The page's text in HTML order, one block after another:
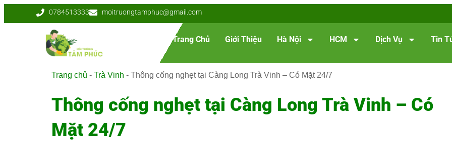
0784513333 moitruongtamphuc@gmail.com
Trang Chủ Giới Thiệu Hà Nội HCM Dịch Vụ Tin
Trang chủ - Trà Vinh - Thông cống nghẹt tại Càng Long Trà Vinh – Có Mặt 24/7
Thông cống nghẹt tại Càng Long Trà Vinh – Có
Mặt 24/7